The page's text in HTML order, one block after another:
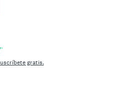
gratis.